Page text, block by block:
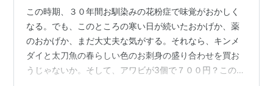
この時期、３０年間お馴染みの花粉症で味覚がおかしく
なる。でも、このところの寒い日が続いたおかげか、薬
のおかげか、まだ大丈夫な気がする。それなら、キンメ
ダイと太刀魚の春らしい色のお刺身の盛り合わせを買お
うじゃないか。そして、アワビが3個で７００円？この値